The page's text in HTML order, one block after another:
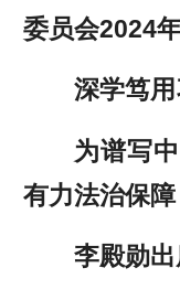
委员会2024
深学笃
为谱写
有力法治保障
李殿勋